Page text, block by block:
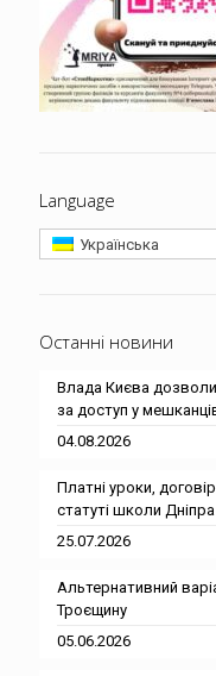
Language
Українська
Останні новини
Влада Києва
за доступ у
04.08.2026
Платні уроки,
статуті школи Дніпра
25.07.2026
Альтернативний
Троєщину
05.06.2026